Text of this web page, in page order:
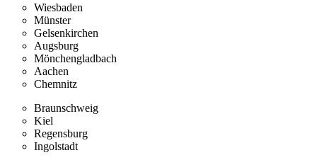
Wiesbaden
Münster
Gelsenkirchen
Augsburg
Mönchengladbach
Aachen
Chemnitz
Braunschweig
Kiel
Regensburg
Ingolstadt